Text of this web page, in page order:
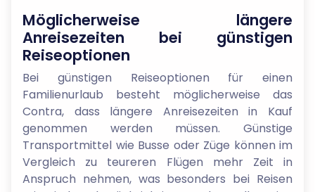
Möglicherweise längere
Anreisezeiten bei günstigen
Reiseoptionen
Bei günstigen Reiseoptionen für einen
Familienurlaub besteht möglicherweise das
Contra, dass längere Anreisezeiten in Kauf
genommen werden müssen. Günstige
Transportmittel wie Busse oder Züge können im
Vergleich zu teureren Flügen mehr Zeit in
Anspruch nehmen, was besonders bei Reisen